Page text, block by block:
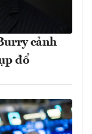
cảnh
đổ